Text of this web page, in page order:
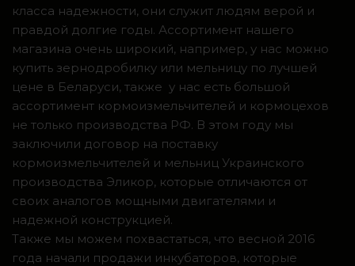
класса надежности, они служит людям верой и
правдой долгие годы. Ассортимент нашего
магазина очень широкий, например, у нас можно
купить зернодробилку или мельницу по лучшей
цене в Беларуси, также у нас есть большой
ассортимент кормоизмельчителей и кормоцехов
не только производства РФ. В этом году мы
заключили договор на поставку
кормоизмельчителей и мельниц Украинского
производства Эликор, которые отличаются от
своих аналогов мощными двигателями и
надежной конструкцией.
Также мы можем похвастаться, что весной 2016
года начали продажи инкубаторов, которые